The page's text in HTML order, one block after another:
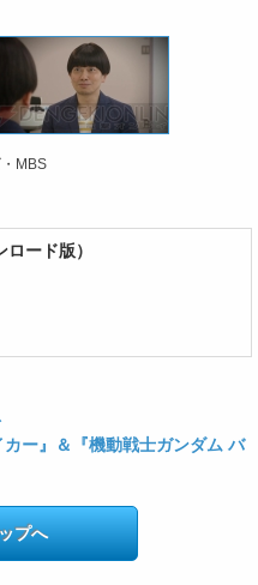
MBS
ード版）
ー』＆『機動戦士ガンダム バ
プへ